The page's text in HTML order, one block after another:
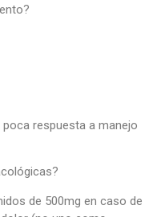
respuesta a manejo
de 500mg en caso de